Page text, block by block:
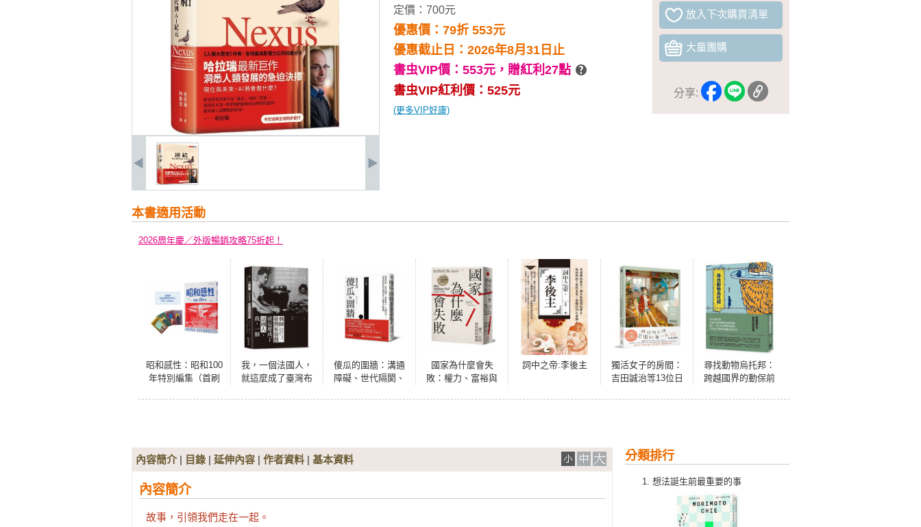
放入下次購買清單
大量團購
分享:
定價：700元
優惠價：79折 553元
優惠截止日：2026年8月31日止
書虫VIP價：553元， 贈紅利27點
書虫VIP紅利價：525元
(更多VIP好康)
本書適用活動
2026周年慶／外版暢銷攻略75折起！
昭和感性：昭和100
年特別編集（首刷
我，一個法國人，
就這麼成了臺灣布
傻瓜的圍牆：溝通
障礙、世代隔閡、
國家為什麼會失
敗：權力、富裕與
詞中之帝:李後主
獨活女子的房間：
吉田誠治等13位日
尋找動物烏托邦：
跨越國界的動保前
分類排行
想法誕生前最重要的事
內容簡介| 目錄 | 延伸內容 | 作者資料 | 基本資料
內容簡介
故事，引領我們走在一起。